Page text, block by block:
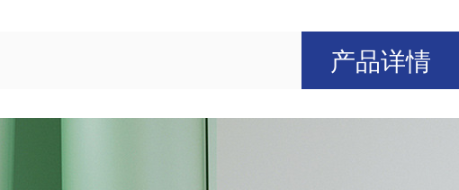
产品详情